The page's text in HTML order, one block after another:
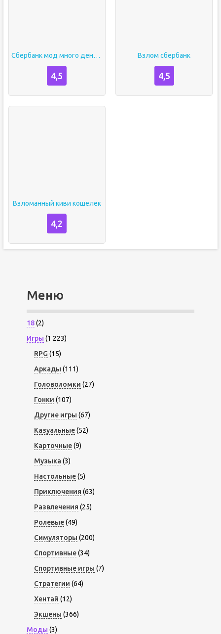
Сбербанк мод много денег на андроид
4,5
Взлом сбербанк
4,5
Взломанный киви кошелек
4,2
Меню
18(2)
Игры (1 223)
RPG (15)
Аркады (111)
Головоломки (27)
Гонки (107)
Другие игры (67)
Казуальные(52)
Карточные(9)
Музыка (3)
Настольные(5)
Приключения (63)
Развлечения (25)
Ролевые(49)
Симуляторы (200)
Спортивные(34)
Спортивные игры (7)
Стратегии (64)
Хентай (12)
Экшены (366)
Моды (3)